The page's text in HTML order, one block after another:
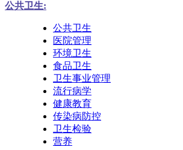
公共卫生:
公共卫生
医院管理
环境卫生
食品卫生
卫生事业管理
流行病学
健康教育
传染病防控
卫生检验
营养